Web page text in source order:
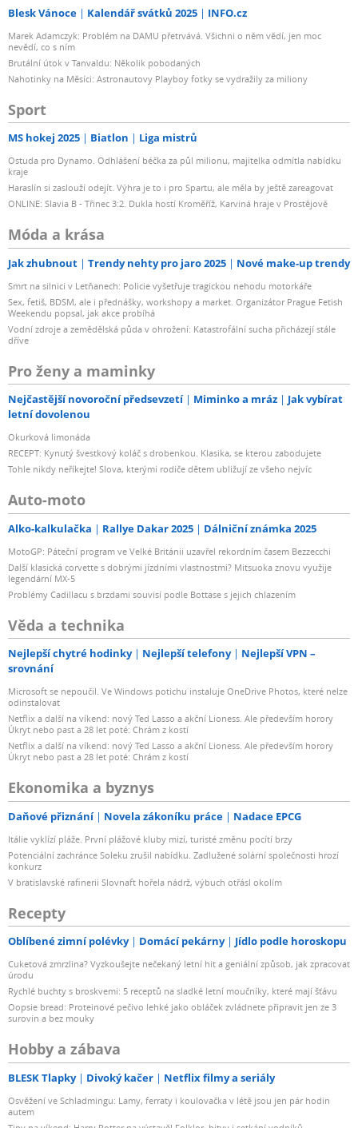
Blesk Vánoce Kalendář svátků 2025 INFO.cz
Marek Adamczyk: Problém na DAMU přetrvává. Všichni o něm vědí, jen moc
nevědí, co s ním
Brutální útok v Tanvaldu: Několik pobodaných
Nahotinky na Měsíci: Astronautovy Playboy fotky se vydražily za miliony
Sport
MS hokej 2025 Biatlon Liga mistrů
Ostuda pro Dynamo. Odhlášení béčka za půl milionu, majitelka odmítla nabídku
kraje
Haraslín si zaslouží odejít. Výhra je to i pro Spartu, ale měla by ještě zareagovat
ONLINE: Slavia B - Třinec 3:2. Dukla hostí Kroměříž, Karviná hraje v Prostějově
Móda a krása
Jak zhubnout Trendy nehty pro jaro 2025 Nové make-up trendy
Smrt na silnici v Letňanech: Policie vyšetřuje tragickou nehodu motorkáře
Sex, fetiš, BDSM, ale i přednášky, workshopy a market. Organizátor Prague Fetish
Weekendu popsal, jak akce probíhá
Vodní zdroje a zemědělská půda v ohrožení: Katastrofální sucha přicházejí stále
dříve
Pro ženy a maminky
Nejčastější novoroční předsevzetí Miminko a mráz
Jak vybírat
letní dovolenou
Okurková limonáda
RECEPT: Kynutý švestkový koláč s drobenkou. Klasika, se kterou zabodujete
Tohle nikdy neříkejte! Slova, kterými rodiče dětem ubližují ze všeho nejvíc
Auto-moto
Alko-kalkulačka Rallye Dakar 2025 Dálniční známka 2025
MotoGP: Páteční program ve Velké Británii uzavřel rekordním časem Bezzecchi
Další klasická corvette s dobrými jízdními vlastnostmi? Mitsuoka znovu využije
legendární MX-5
Problémy Cadillacu s brzdami souvisí podle Bottase s jejich chlazením
Věda a technika
Nejlepší chytré hodinky Nejlepší telefony
Nejlepší VPN –
srovnání
Microsoft se nepoučil. Ve Windows potichu instaluje OneDrive Photos, které nelze
odinstalovat
Netflix a další na víkend: nový Ted Lasso a akční Lioness. Ale především horory
Úkryt nebo past a 28 let poté: Chrám z kostí
Netflix a další na víkend: nový Ted Lasso a akční Lioness. Ale především horory
Úkryt nebo past a 28 let poté: Chrám z kostí
Ekonomika a byznys
Daňové přiznání Novela zákoníku práce Nadace EPCG
Itálie vyklízí pláže. První plážové kluby mizí, turisté změnu pocítí brzy
Potenciální zachránce Soleku zrušil nabídku. Zadlužené solární společnosti hrozí
konkurz
V bratislavské rafinerii Slovnaft hořela nádrž, výbuch otřásl okolím
Recepty
Oblíbené zimní polévky Domácí pekárny Jídlo podle horoskopu
Cuketová zmrzlina? Vyzkoušejte nečekaný letní hit a geniální způsob, jak zpracovat
úrodu
Rychlé buchty s broskvemi: 5 receptů na sladké letní moučníky, které mají šťávu
Oopsie bread: Proteinové pečivo lehké jako obláček zvládnete připravit jen ze 3
surovin a bez mouky
Hobby a zábava
BLESK Tlapky Divoký kačer Netflix filmy a seriály
Osvěžení ve Schladmingu: Lamy, ferraty i koulovačka v létě jsou jen pár hodin
autem